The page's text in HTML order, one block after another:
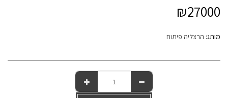
₪27000
מותג: הרצליה פיתוח